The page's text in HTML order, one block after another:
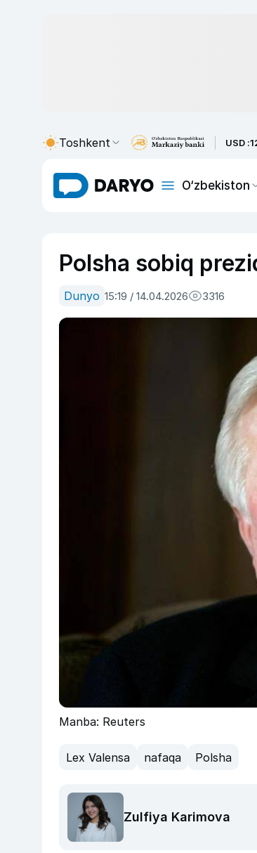
Toshkent USD :
O‘zbekiston
Polsha sobiq
Dunyo 15:19 / 14.04.2026 3316
Manba: Reuters
Lex Valensa nafaqa Polsha
Zulfiya Karimova